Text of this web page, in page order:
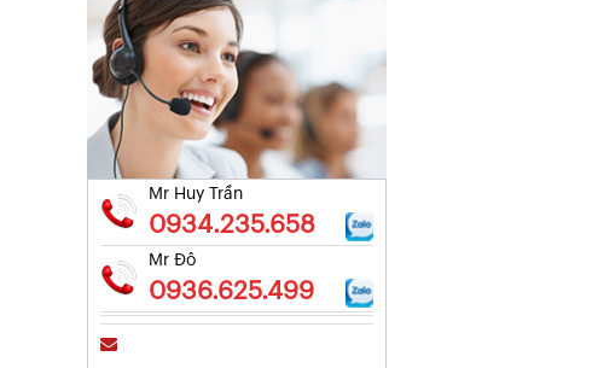
Mr Huy Trần
0934.235.658
Mr Đô
0936.625.499
Kết Quả Thử Nghiệm Lưới Tô Tường
Xem chi tiết